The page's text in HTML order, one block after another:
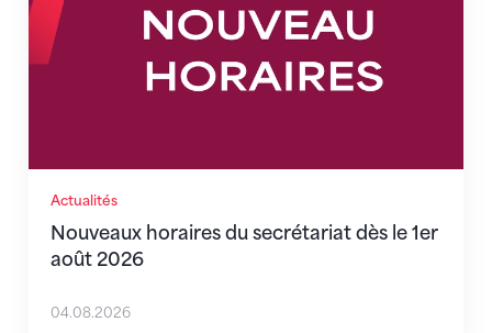
Actualités
Nouveaux horaires du secrétariat dès le 1er
août 2026
04.08.2026